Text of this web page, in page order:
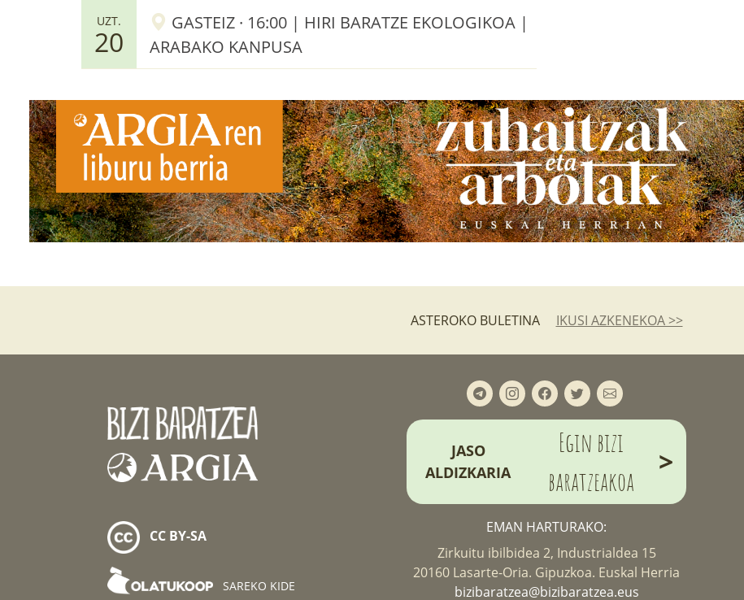
UZT.
20
GASTEIZ · 16:00 | HIRI BARATZE EKOLOGIKOA |
ARABAKO KANPUSA
ASTEROKO BULETINA IKUSI AZKENEKOA >>
CC BY-SA
SAREKO KIDE
JASO
ALDIZKARIA
Egin bizi
baratzeakoa
>
EMAN HARTURAKO:
Zirkuitu ibilbidea 2, Industrialdea 15
20160 Lasarte-Oria. Gipuzkoa. Euskal Herria
bizibaratzea@bizibaratzea.eus